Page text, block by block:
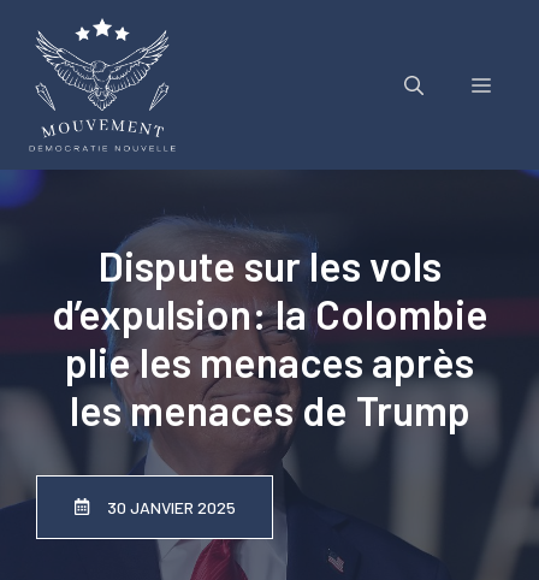
contenu
Menu
Dispute sur les vols
d’expulsion: la Colombie
plie les menaces après
les menaces de Trump
30 JANVIER 2025